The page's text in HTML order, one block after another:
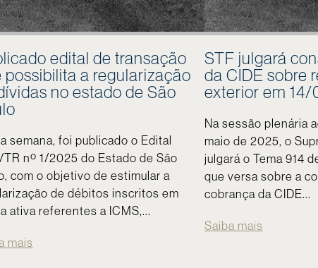
edital de transação
possibilita a regularização
no estado de São
semana, foi publicado o Edital
TR nº 1/2025 do Estado de São
com o objetivo de estimular a
de débitos inscritos em
ativa referentes a ICMS,...
mais
STF julgará
da CIDE sobre
exterior em 14/
Na sessão plenária
maio de 2025, o
julgará o Tema 914
que versa sobre a
cobrança da CIDE...
Saiba mais